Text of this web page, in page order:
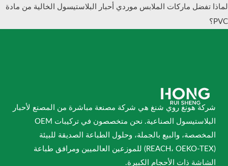
لماذا تفضل ماركات الملابس موردي أحبار البلاستيسول الخالية من مادة
PVC؟
شركة هونغ روي شنغ هي شركة مصنعة مباشرة من المصنع لأحبار
البلاستيسول الصناعية. نحن متخصصون في تركيبات OEM
المخصصة، والبيع بالجملة، وحلول الطباعة الصديقة للبيئة
(REACH، OEKO-TEX) للموزعين العالميين ومرافق طباعة
الشاشة ذات الأحجام الكبيرة.